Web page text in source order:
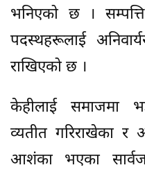
भनिएको छ ।
पदस्थहरूलाई
राखिएको छ ।
केहीलाई समाजमा
व्यतीत गरिराखेका र
आशंका भएका